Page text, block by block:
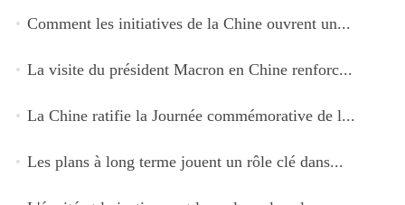
Comment les initiatives de la Chine ouvrent un...
La visite du président Macron en Chine renforc...
La Chine ratifie la Journée commémorative de l...
Les plans à long terme jouent un rôle clé dans...